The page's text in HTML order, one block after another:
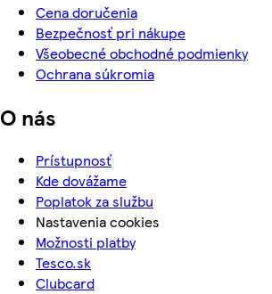
Cena doručenia
Bezpečnosť pri nákupe
Všeobecné obchodné podmienky
Ochrana súkromia
O nás
Prístupnosť
Kde dovážame
Poplatok za službu
Nastavenia cookies
Možnosti platby
Tesco.sk
Clubcard